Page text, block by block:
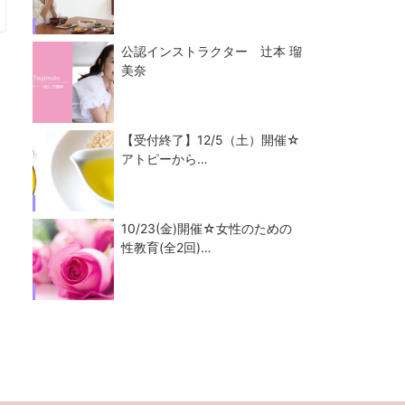
公認インストラクター 辻本 瑠
美奈
【受付終了】12/5（土）開催☆
アトピーから…
10/23(金)開催☆女性のための
性教育(全2回)…